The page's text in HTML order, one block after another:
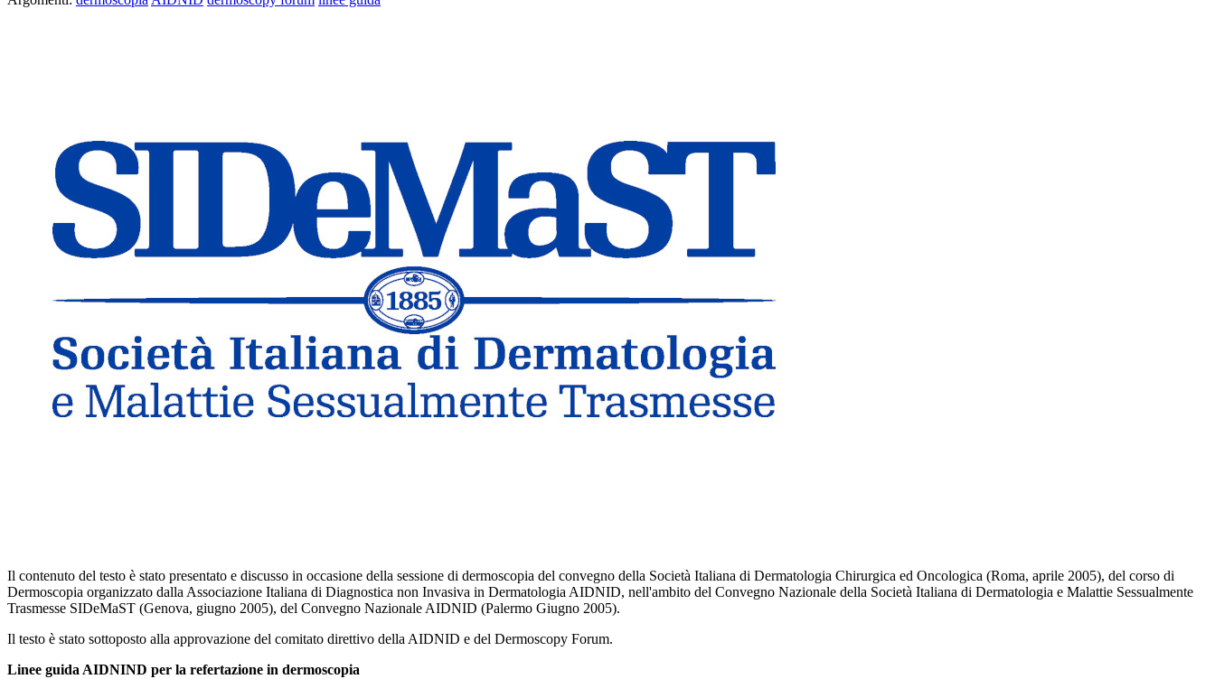
Il contenuto del testo è stato presentato e discusso in occasione della sessione di dermoscopia del convegno della Società Italiana di Dermatologia Chirurgica ed Oncologica (Roma, aprile 2005), del corso di
Dermoscopia organizzato dalla Associazione Italiana di Diagnostica non Invasiva in Dermatologia AIDNID, nell'ambito del Convegno Nazionale della Società Italiana di Dermatologia e Malattie Sessualmente
Trasmesse SIDeMaST (Genova, giugno 2005), del Convegno Nazionale AIDNID (Palermo Giugno 2005).
Il testo è stato sottoposto alla approvazione del comitato direttivo della AIDNID e del Dermoscopy Forum.
Linee guida AIDNIND per la refertazione in dermoscopia